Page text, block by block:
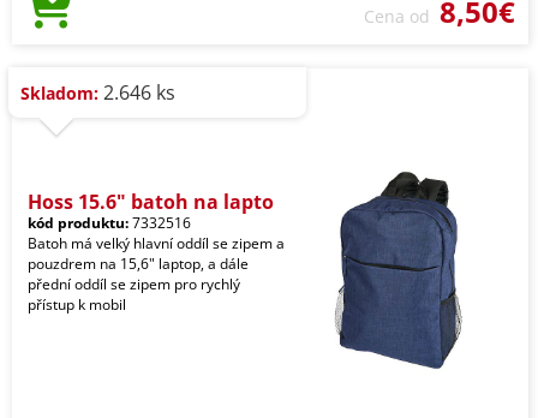
Cena od 8,50€
Skladom: 2.646 ks
Hoss 15.6" batoh na lapto
kód produktu:7332516
Batoh má velký hlavní oddíl se zipem a
pouzdrem na 15,6" laptop, a dále
přední oddíl se zipem pro rychlý
přístup k mobil